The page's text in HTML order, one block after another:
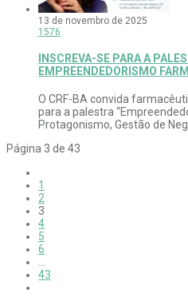
13 de novembro de 2025
1576
INSCREVA-SE PARA A
EMPREENDEDORISMO
O CRF-BA convida
para a palestra
Protagonismo, Gestão de
Página 3 de 43
1
2
3
4
5
6
43